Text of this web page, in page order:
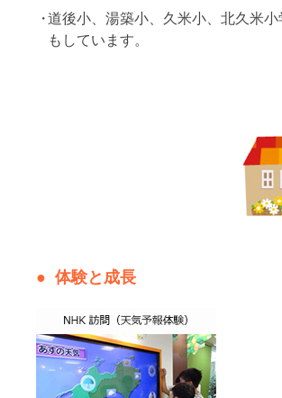
道後小、湯築小、久米小、北久米小
もしています。
体験と成長